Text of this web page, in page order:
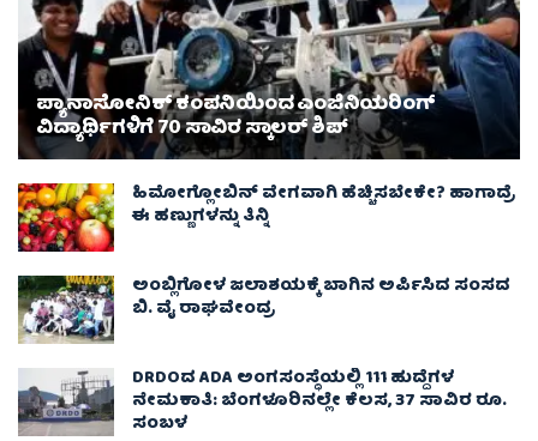
ಪ್ಯಾನಾಸೋನಿಕ್ ಕಂಪನಿಯಿಂದ ಎಂಜಿನಿಯರಿಂಗ್
ವಿದ್ಯಾರ್ಥಿಗಳಿಗೆ 70 ಸಾವಿರ ಸ್ಕಾಲರ್ ಶಿಪ್
ಹಿಮೋಗ್ಲೋಬಿನ್ ವೇಗವಾಗಿ ಹೆಚ್ಚಿಸಬೇಕೇ? ಹಾಗಾದ್ರೆ
ಈ ಹಣ್ಣುಗಳನ್ನು ತಿನ್ನಿ
ಅಂಬ್ಲಿಗೋಳ ಜಲಾಶಯಕ್ಕೆ ಬಾಗಿನ ಅರ್ಪಿಸಿದ ಸಂಸದ
ಬಿ. ವೈ ರಾಘವೇಂದ್ರ
DRDOದ ADA ಅಂಗಸಂಸ್ಥೆಯಲ್ಲಿ 111 ಹುದ್ದೆಗಳ
ನೇಮಕಾತಿ: ಬೆಂಗಳೂರಿನಲ್ಲೇ ಕೆಲಸ, 37 ಸಾವಿರ ರೂ.
ಸಂಬಳ